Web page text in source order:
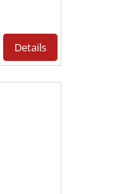
Details